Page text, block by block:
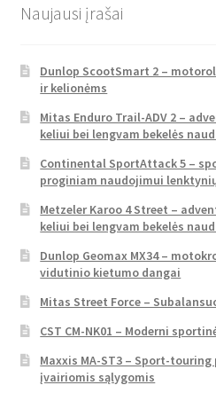
Naujausi įrašai
Dunlop ScootSmart 2 –
ir kelionėms
Mitas Enduro Trail-ADV 2 –
keliui bei lengvam bekelės
Continental SportAttack 5 –
proginiam naudojimui
Metzeler Karoo 4 Street –
keliui bei lengvam bekelės
Dunlop Geomax MX34 –
vidutinio kietumo dangai
Mitas Street Force –
CST CM-NK01 – Moderni
Maxxis MA-ST3 – Sport-
įvairiomis sąlygomis